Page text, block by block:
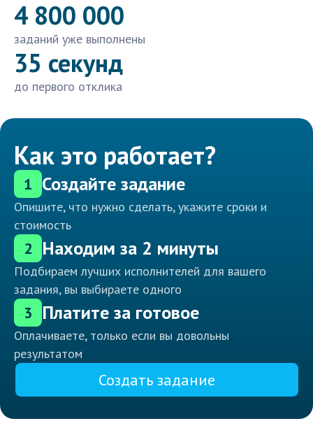
4 800 000
заданий уже выполнены
35 секунд
до первого отклика
Как это работает?
1 Создайте задание
Опишите, что нужно сделать, укажите сроки и
стоимость
2 Находим за 2 минуты
Подбираем лучших исполнителей для вашего
задания, вы выбираете одного
3 Платите за готовое
Оплачиваете, только если вы довольны
результатом
Создать задание